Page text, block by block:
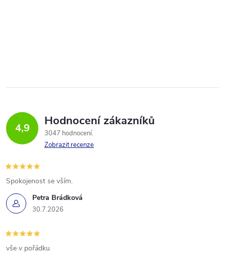
4,9 Hodnocení zákazníků
3047 hodnocení
Zobrazit recenze
Petra Brádková
30.7.2026
Spokojenost se vším.
vše v pořádku